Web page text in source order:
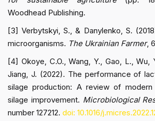
Woodhead Publishing.
[3] Verbytskyi, S., & Danylenko, S.
microorganisms. The Ukrainian Farmer,
[4] Okoye, C.O., Wang, Y., Gao, L., Wu,
Jiang, J. (2022). The performance of
silage production: A review of
silage improvement. Microbiological
number 127212. doi: 10.1016/